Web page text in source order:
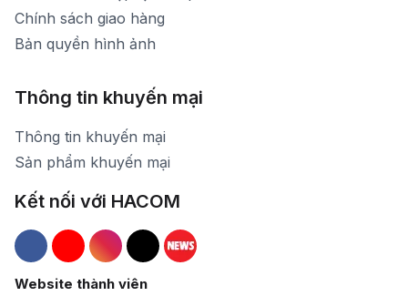
Chính sách giao hàng
Bản quyền hình ảnh
Thông tin khuyến mại
Thông tin khuyến mại
Sản phẩm khuyến mại
Kết nối với HACOM
Hacom Facebook
Hacom YouTube
Hacom Instagram
Hacom TikTok
Website thành viên